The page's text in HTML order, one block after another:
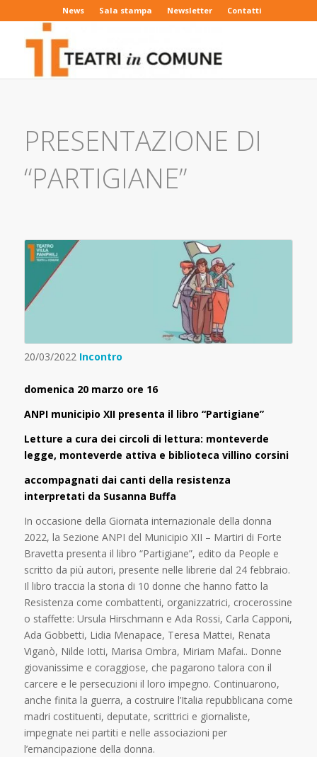
News Sala stampa Newsletter Contatti
PRESENTAZIONE DI
“PARTIGIANE”
20/03/2022 Incontro
domenica 20 marzo ore 16
ANPI municipio XII presenta il libro “Partigiane”
Letture a cura dei circoli di lettura: monteverde
legge, monteverde attiva e biblioteca villino corsini
accompagnati dai canti della resistenza
interpretati da Susanna Buffa
In occasione della Giornata internazionale della donna
2022, la Sezione ANPI del Municipio XII – Martiri di Forte
Bravetta presenta il libro “Partigiane”, edito da People e
scritto da più autori, presente nelle librerie dal 24 febbraio.
Il libro traccia la storia di 10 donne che hanno fatto la
Resistenza come combattenti, organizzatrici, crocerossine
o staffette: Ursula Hirschmann e Ada Rossi, Carla Capponi,
Ada Gobbetti, Lidia Menapace, Teresa Mattei, Renata
Viganò, Nilde Iotti, Marisa Ombra, Miriam Mafai.. Donne
giovanissime e coraggiose, che pagarono talora con il
carcere e le persecuzioni il loro impegno. Continuarono,
anche finita la guerra, a costruire l’Italia repubblicana come
madri costituenti, deputate, scrittrici e giornaliste,
impegnate nei partiti e nelle associazioni per
l’emancipazione della donna.